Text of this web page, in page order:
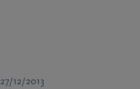
27/12/2013